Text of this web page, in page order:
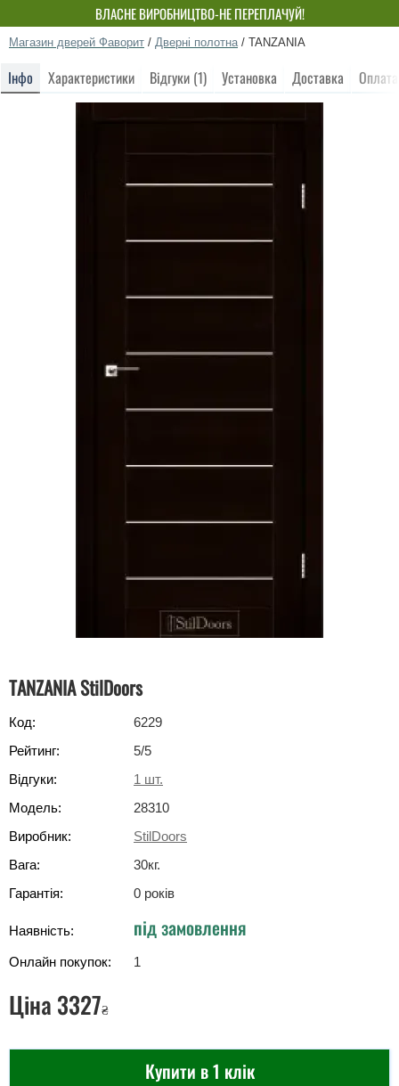
ВЛАСНЕ ВИРОБНИЦТВО-НЕ ПЕРЕПЛАЧУЙ!
Магазин дверей Фаворит / Дверні полотна / TANZANIA
Інфо Характеристики Відгуки (1) Установка Доставка Оплата
TANZANIA StilDoors
Код:
6229
Рейтинг:
5/5
Відгуки:
1 шт.
Модель:
28310
Виробник:
StilDoors
Вага:
30кг.
Гарантія:
0 років
Наявність: під замовлення
Онлайн покупок: 1
Ціна 3327₴
Купити в 1 клік